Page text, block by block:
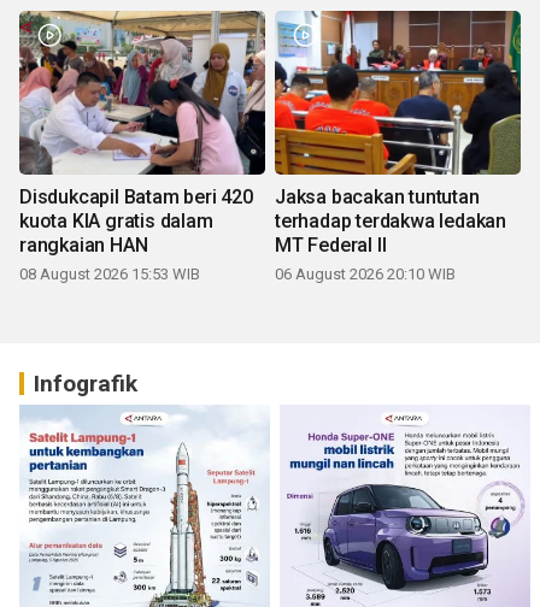
Disdukcapil Batam beri 420
kuota KIA gratis dalam
rangkaian HAN
08 August 2026 15:53 WIB
Jaksa bacakan tuntutan
terhadap terdakwa ledakan
MT Federal II
06 August 2026 20:10 WIB
Infografik